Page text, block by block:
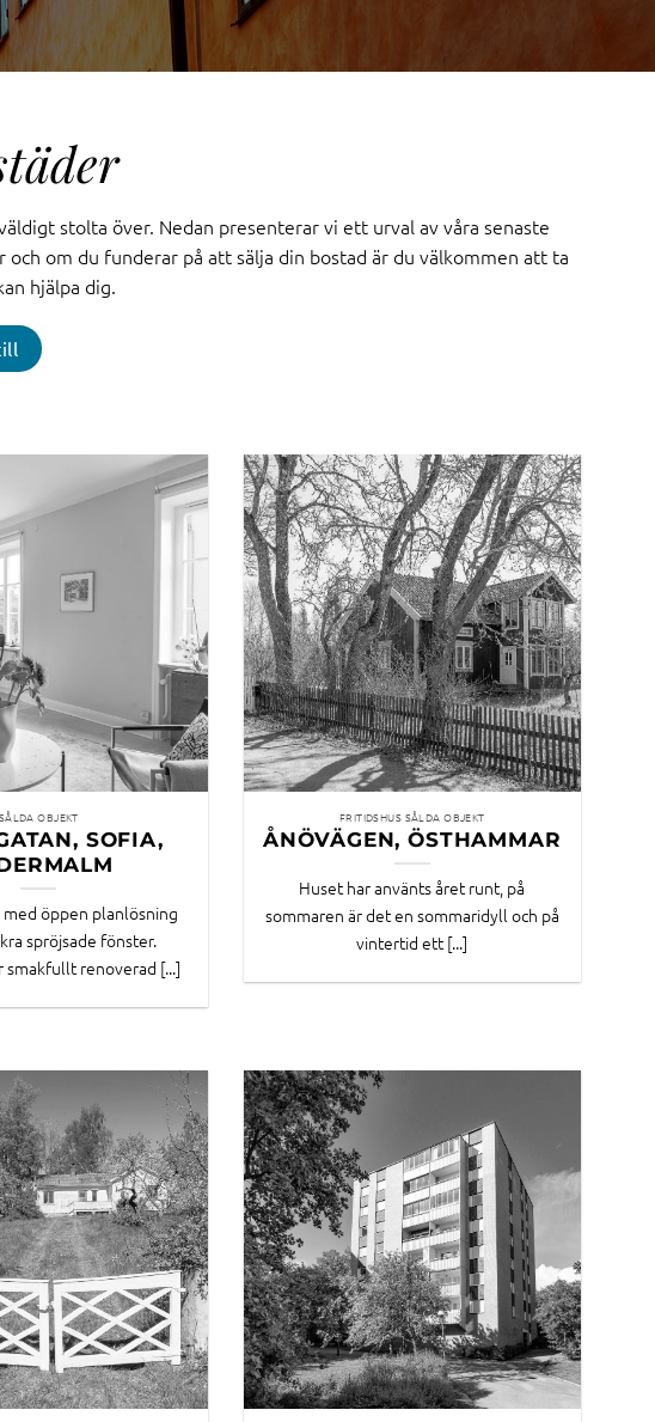
stolta över. Nedan presenterar vi ett urval av våra senaste
om du funderar på att sälja din bostad är du välkommen att ta
hjälpa dig.
SÅLDA OBJEKT
SOFIA,
med öppen planlösning
spröjsade fönster.
smakfullt renoverad [...]
FRITIDSHUS SÅLDA OBJEKT
ÅNÖVÄGEN, ÖSTHAMMAR
Huset har använts året runt, på
sommaren är det en sommaridyll och på
vintertid ett [...]